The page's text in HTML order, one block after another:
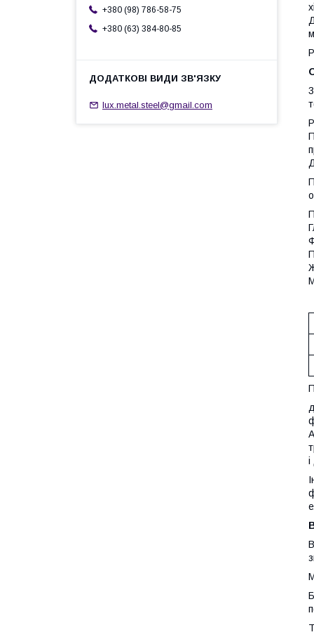
+380 (98) 786-58-75
+380 (63) 384-80-85
lux.metal.steel@gmail.com